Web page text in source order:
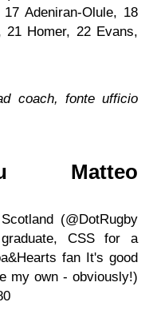
Adeniran-Olule, 18
21 Homer, 22 Evans,
coach, fonte ufficio
Matteo
(@DotRugby
graduate, CSS for a
fan It's good
my own - obviously!)